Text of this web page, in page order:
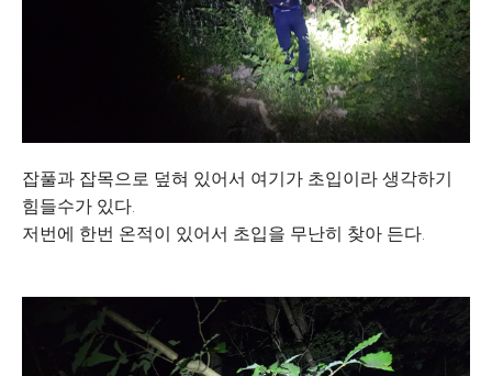
잡풀과 잡목으로 덮혀 있어서 여기가 초입이라 생각하기
힘들수가 있다.
저번에 한번 온적이 있어서 초입을 무난히 찾아 든다.